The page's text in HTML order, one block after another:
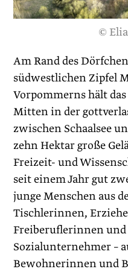
©
Am Rand des
südwestlichen Zipfel
Vorpommerns hält
Mitten in der
zwischen Schaalsee
zehn Hektar große
Freizeit- und
seit einem Jahr gut
junge Menschen aus
Tischlerinnen,
Freiberuflerinnen
Sozialunternehmer –
Bewohnerinnen und